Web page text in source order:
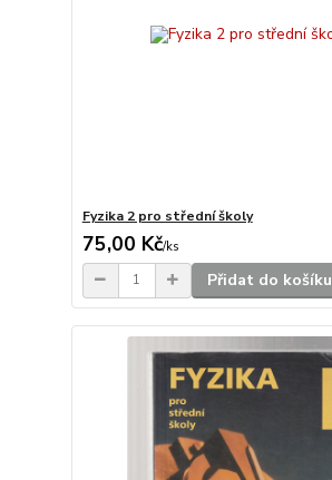
Fyzika 2 pro střední školy
75,00 Kč/ks
Přidat do košíku